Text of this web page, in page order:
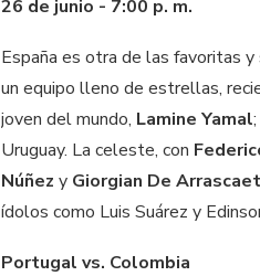
26 de junio - 7:00 p. m.
España es otra de las favoritas
un equipo lleno de estrellas,
joven del mundo, Lamine Yamal
Uruguay. La celeste, con
Núñez y Giorgian De
ídolos como Luis Suárez y
Portugal vs. Colombia